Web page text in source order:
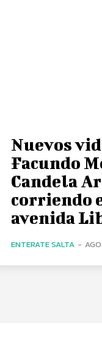
Nuevos
Facundo
Candela
corriendo
avenida
ENTERATE SALTA -